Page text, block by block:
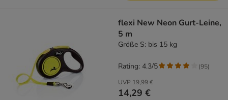
flexi New Neon Gurt-Leine,
5 m
Größe S: bis 15 kg
UVP 19,99 €
14,29 €
Rating: 4.3/5 (95)